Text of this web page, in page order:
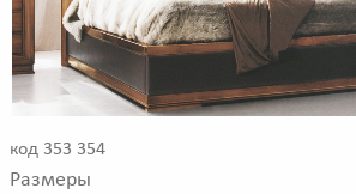
код 353 354
Размеры